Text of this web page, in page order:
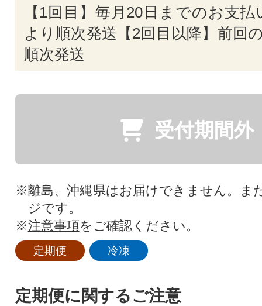
【1回目】毎月20日までのお支
より順次発送【2回目以降】前回
順次発送
受付期間外
※離島、沖縄県はお届けできません。ま
ジです。
※注意事項をご確認ください。
定期便 冷凍
定期便に関するご注意